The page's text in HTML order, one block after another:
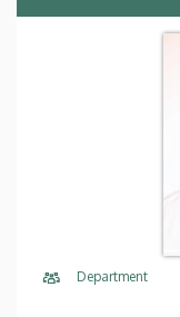
Department